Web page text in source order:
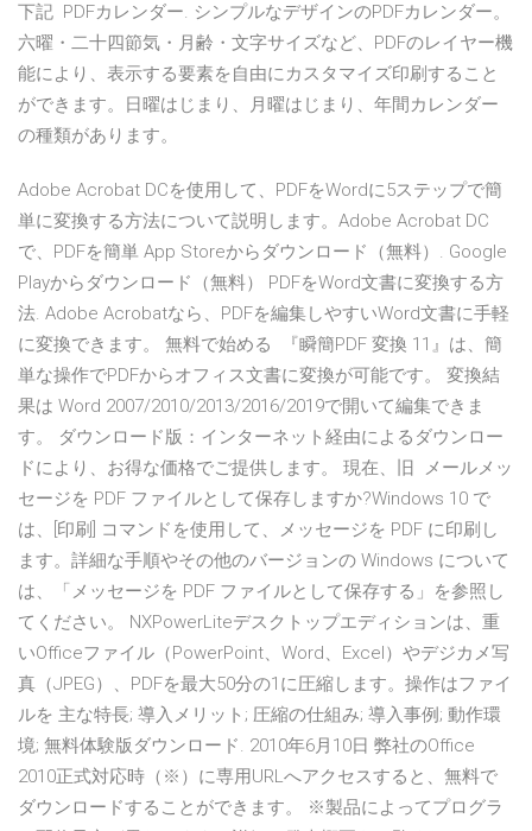
下記 PDFカレンダー. シンプルなデザインのPDFカレンダー。
六曜・二十四節気・月齢・文字サイズなど、PDFのレイヤー機
能により、表示する要素を自由にカスタマイズ印刷すること
ができます。日曜はじまり、月曜はじまり、年間カレンダー
の種類があります。
Adobe Acrobat DCを使用して、PDFをWordに5ステップで簡
単に変換する方法について説明します。Adobe Acrobat DC
で、PDFを簡単 App Storeからダウンロード（無料）. Google
Playからダウンロード（無料） PDFをWord文書に変換する方
法. Adobe Acrobatなら、PDFを編集しやすいWord文書に手軽
に変換できます。 無料で始める 『瞬簡PDF 変換 11』は、簡
単な操作でPDFからオフィス文書に変換が可能です。 変換結
果は Word 2007/2010/2013/2016/2019で開いて編集できま
す。 ダウンロード版：インターネット経由によるダウンロー
ドにより、お得な価格でご提供します。 現在、旧 メールメッ
セージを PDF ファイルとして保存しますか?Windows 10 で
は、[印刷] コマンドを使用して、メッセージを PDF に印刷し
ます。詳細な手順やその他のバージョンの Windows について
は、「メッセージを PDF ファイルとして保存する」を参照し
てください。 NXPowerLiteデスクトップエディションは、重
いOfficeファイル（PowerPoint、Word、Excel）やデジカメ写
真（JPEG）、PDFを最大50分の1に圧縮します。操作はファイ
ルを 主な特長; 導入メリット; 圧縮の仕組み; 導入事例; 動作環
境; 無料体験版ダウンロード. 2010年6月10日 弊社のOffice
2010正式対応時（※）に専用URLへアクセスすると、無料で
ダウンロードすることができます。 ※製品によってプログラ